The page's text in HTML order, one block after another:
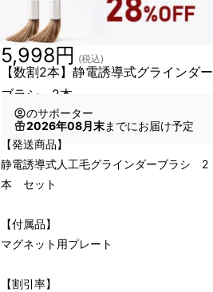
【数割2本】静電誘導式グラインダー
ブラシ 2本
5,998円 (税込)
のサポーター
2026年08月末までにお届け予定
【発送商品】
静電誘導式人工毛グラインダーブラシ 2
本 セット
【付属品】
マグネット用プレート
【割引率】